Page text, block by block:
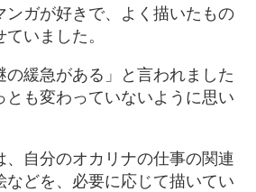
ンガが好きで、よく描いたもの
いました。
の緩急がある」と言われました
とも変わっていないように思い
、自分のオカリナの仕事の関連
などを、必要に応じて描いてい